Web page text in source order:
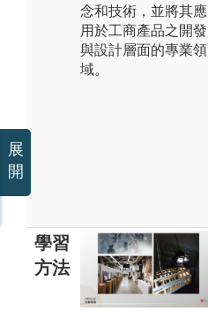
念和技術，並將其應
用於工商產品之開發
與設計層面的專業領
域。
學習
方法
展
開